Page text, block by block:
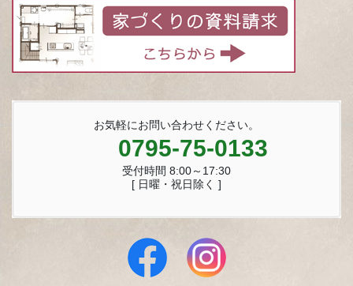
お気軽にお問い合わせください。
0795-75-0133
受付時間 8:00～17:30
[ 日曜・祝日除く ]